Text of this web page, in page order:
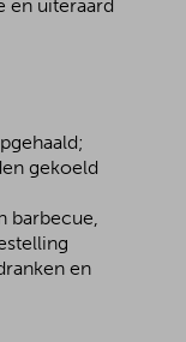
en uiteraard
gekoeld
barbecue,
en